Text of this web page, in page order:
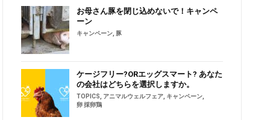
お母さん豚を閉じ込めないで！キャンペ
ーン
キャンペーン 豚
ケージフリー?ORエッグスマート? あなた
の会社はどちらを選択しますか。
TOPICS アニマルウェルフェア キャンペーン
卵 採卵鶏